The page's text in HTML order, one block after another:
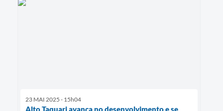
23 MAI 2025 - 15h04
Alto Taquari avança no desenvolvimento e se